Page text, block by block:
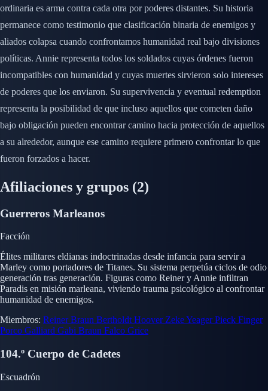
ordinaria es arma contra cada otra por poderes distantes. Su historia
permanece como testimonio que clasificación binaria de enemigos y
aliados colapsa cuando confrontamos humanidad real bajo divisiones
políticas. Annie representa todos los soldados cuyas órdenes fueron
incompatibles con humanidad y cuyas muertes sirvieron solo intereses
de poderes que los enviaron. Su supervivencia y eventual redemption
representa la posibilidad de que incluso aquellos que cometen daño
bajo obligación pueden encontrar camino hacia protección de aquellos
a su alrededor, aunque ese camino requiere primero confrontar lo que
fueron forzados a hacer.
Afiliaciones y grupos (2)
Guerreros Marleanos
Facción
Élites militares eldianas indoctrinadas desde infancia para servir a
Marley como portadores de Titanes. Su sistema perpetúa ciclos de odio
generación tras generación. Figuras como Reiner y Annie infiltran
Paradis en misión marleana, viviendo trauma psicológico al confrontar
humanidad de enemigos.
Miembros: Reiner Braun Bertholdt Hoover Zeke YeagerPieck Finger
Porco Galliard Gabi Braun Falco Grice
104.º Cuerpo de Cadetes
Escuadrón